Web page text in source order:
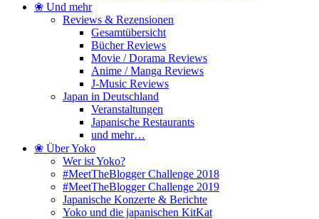
❀ Und mehr
Reviews & Rezensionen
Gesamtübersicht
Bücher Reviews
Movie / Dorama Reviews
Anime / Manga Reviews
J-Music Reviews
Japan in Deutschland
Veranstaltungen
Japanische Restaurants
und mehr…
❀ Über Yoko
Wer ist Yoko?
#MeetTheBlogger Challenge 2018
#MeetTheBlogger Challenge 2019
Japanische Konzerte & Berichte
Yoko und die japanischen KitKat